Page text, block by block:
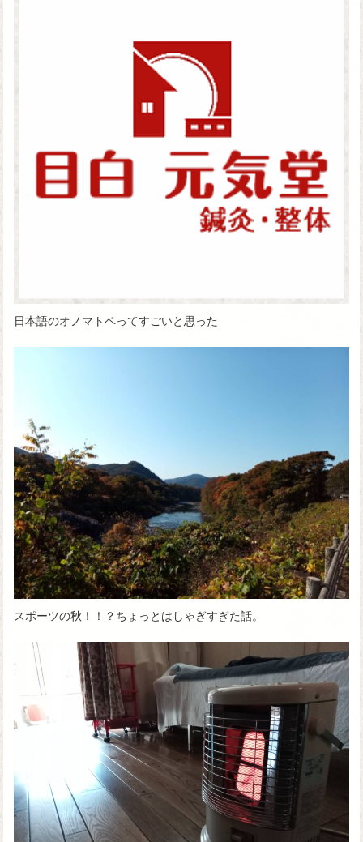
日本語のオノマトペってすごいと思った
スポーツの秋！！？ちょっとはしゃぎすぎた話。